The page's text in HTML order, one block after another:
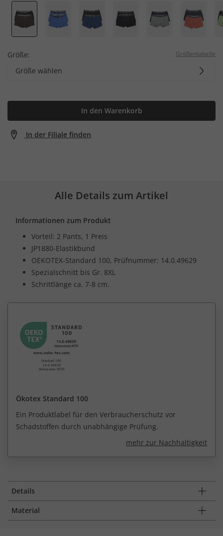
Größe: Größentabelle
Größe wählen
In den Warenkorb
In der Filiale finden
Alle Details zum Artikel
Informationen zum Produkt
Vorteil: 2 Pants, 1 Preis
JP1880-Elastikbund
OEKOTEX-Standard 100, Prüfnummer: 14.0.49629
Spezialschnitt bis Gr. 8XL
Schrittlänge ca. 7-8 cm.
Ökotex Standard 100
Ein Produktlabel für den Verbraucherschutz vor
Schadstoffen durch unabhängige Prüfung.
mehr zur Nachhaltigkeit
Details
Material